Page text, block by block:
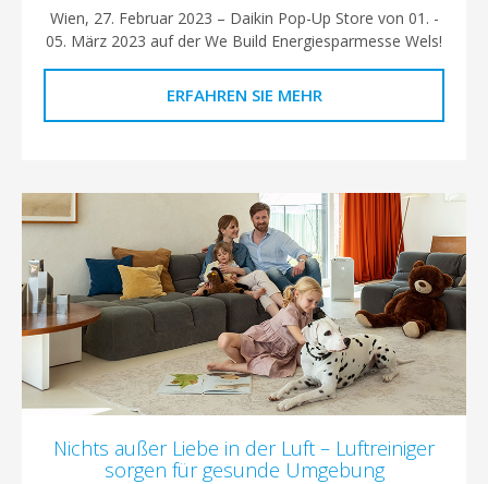
Wien, 27. Februar 2023 – Daikin Pop-Up Store von 01. -
05. März 2023 auf der We Build Energiesparmesse Wels!
ERFAHREN SIE MEHR
Nichts außer Liebe in der Luft – Luftreiniger
sorgen für gesunde Umgebung